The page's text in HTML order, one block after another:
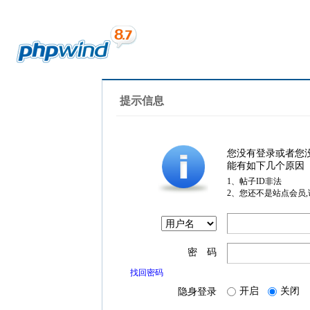
提示信息
您没有登录或者您
能有如下几个原因
1、帖子ID非法
2、您还不是站点会员
密 码
找回密码
隐身登录 开启 关闭